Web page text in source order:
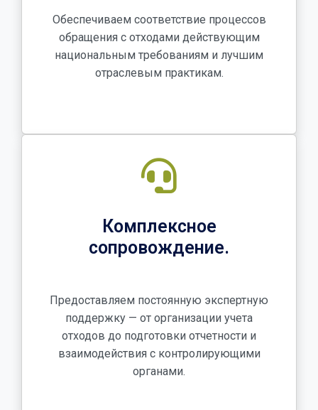
Обеспечиваем соответствие процессов
обращения с отходами действующим
национальным требованиям и лучшим
отраслевым практикам.
Комплексное
сопровождение.
Предоставляем постоянную экспертную
поддержку — от организации учета
отходов до подготовки отчетности и
взаимодействия с контролирующими
органами.